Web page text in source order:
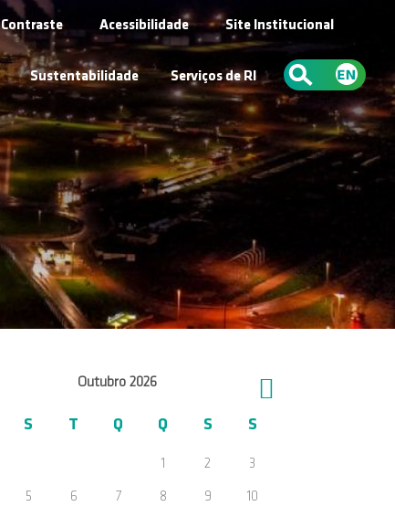
Contraste Acessibilidade Site Institucional
Sustentabilidade Serviços de RI
Outubro 2026
S T Q Q S S
1 2 3
5 6 7 8 9 10